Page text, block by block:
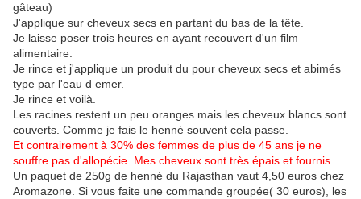
gâteau)
J'applique sur cheveux secs en partant du bas de la tête.
Je laisse poser trois heures en ayant recouvert d'un film
alimentaire.
Je rince et j'applique un produit du pour cheveux secs et abimés
type par l'eau d emer.
Je rince et voilà.
Les racines restent un peu oranges mais les cheveux blancs sont
couverts. Comme je fais le henné souvent cela passe.
Et contrairement à 30% des femmes de plus de 45 ans je ne
souffre pas d'allopécie. Mes cheveux sont très épais et fournis.
Un paquet de 250g de henné du Rajasthan vaut 4,50 euros chez
Aromazone. Si vous faite une commande groupée( 30 euros), les